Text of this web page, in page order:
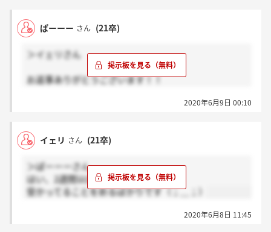
ぱーーー さん (21卒)
＞イェリさん
お返事ありがとうございます！！
絶対受かりますよ！一緒に頑張りましょうo(｀ω´ )o
2020年6月9日 00:10
イェリ さん (21卒)
＞ぱーーーさん
はい、2週間以内と言われました！
受かってることを祈るばかりです（；＿；）
2020年6月8日 11:45